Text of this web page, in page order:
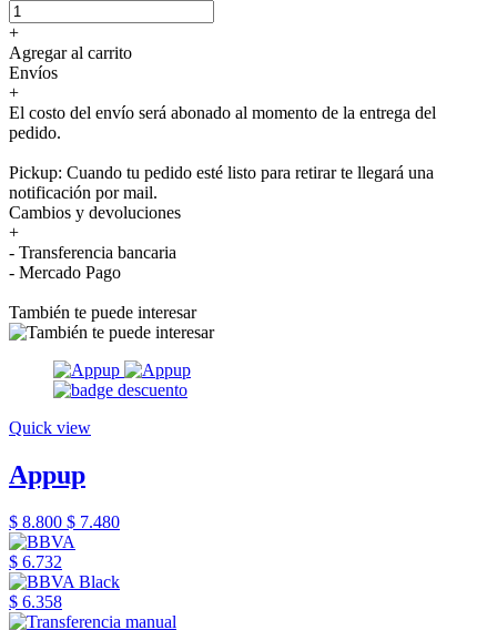
+
Agregar al carrito
Envíos
+
El costo del envío será abonado al momento de la entrega del
pedido.
Pickup: Cuando tu pedido esté listo para retirar te llegará una
notificación por mail.
Cambios y devoluciones
+
- Transferencia bancaria
- Mercado Pago
También te puede interesar
Quick view
Appup
$ 8.800 $ 7.480
$ 6.732
$ 6.358